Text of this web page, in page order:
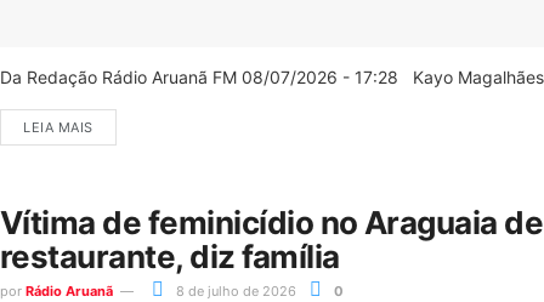
Da Redação Rádio Aruanã FM 08/07/2026 - 17:28 Kayo
LEIA MAIS
Vítima de feminicídio no Araguaia
restaurante, diz família
por Rádio Aruanã 8 de julho de 2026 0